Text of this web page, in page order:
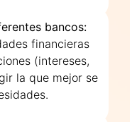
bancos:
financieras
(intereses,
la que mejor se